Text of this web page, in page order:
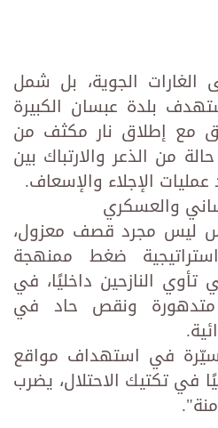
الغارات الجوية، بل شمل
بلدة عبسان الكبيرة
مع إطلاق نار مكثف من
من الذعر والارتباك بين
الإجلاء والإسعاف.
والعسكري
ليس مجرد قصف معزول،
ضغط ممنهجة
النازحين داخليًا، في
ونقص حاد في
في استهداف مواقع
في تكتيك الاحتلال، يضرب